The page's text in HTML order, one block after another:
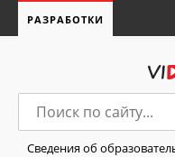
РАЗРАБОТКИ
Сведения об